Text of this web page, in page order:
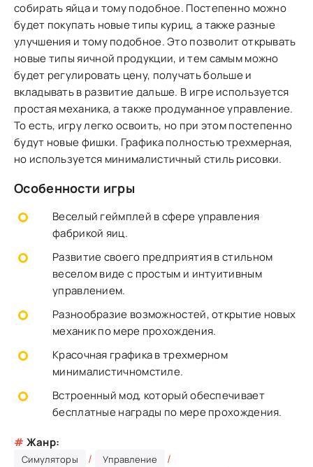
собирать яйца и тому подобное. Постепенно можно
будет покупать новые типы куриц, а также разные
улучшения и тому подобное. Это позволит открывать
новые типы яичной продукции, и тем самым можно
будет регулировать цену, получать больше и
вкладывать в развитие дальше. В игре используется
простая механика, а также продуманное управление.
То есть, игру легко освоить, но при этом постепенно
будут новые фишки. Графика полностью трехмерная,
но используется минималистичный стиль рисовки.
Особенности игры
Веселый геймплей в сфере управления
фабрикой яиц.
Развитие своего предприятия в стильном
веселом виде с простым и интуитивным
управлением.
Разнообразие возможностей, открытие новых
механик по мере прохождения.
Красочная графика в трехмерном
минималистичномстиле.
Встроенный мод, который обеспечивает
бесплатные награды по мере прохождения.
# Жанр:
Симуляторы / Управление /